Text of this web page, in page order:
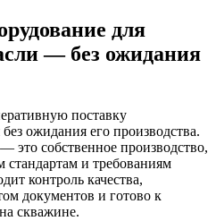
для
— без ожидания
поставку
ожидания его производства.
это собственное производство,
стандартам и требованиям
контроль качества,
документов и готово к
скважине.